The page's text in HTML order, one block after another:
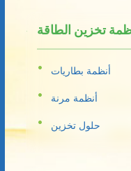
تخزين الطاقة
أنظمة بطاريات
أنظمة مرنة
حلول تخزين